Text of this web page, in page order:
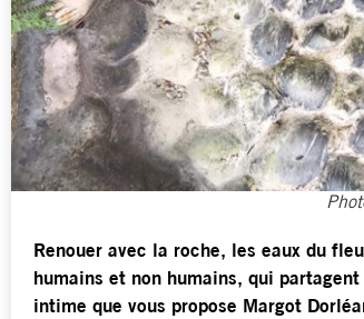
Renouer avec la roche, les eaux du
humains et non humains, qui
intime que vous propose Margot